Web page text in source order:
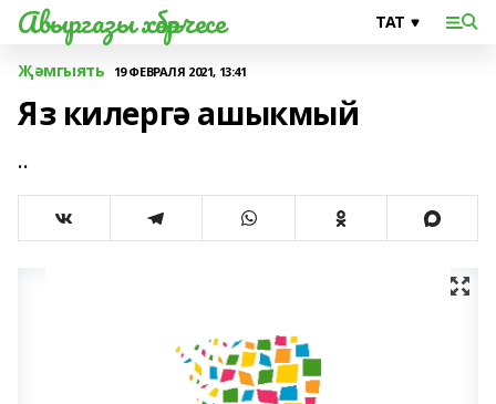
Авыргазы хәбәрчесе
Җәмгыять 19 ФЕВРАЛЯ 2021, 13:41
Яз килергә ашыкмый
..